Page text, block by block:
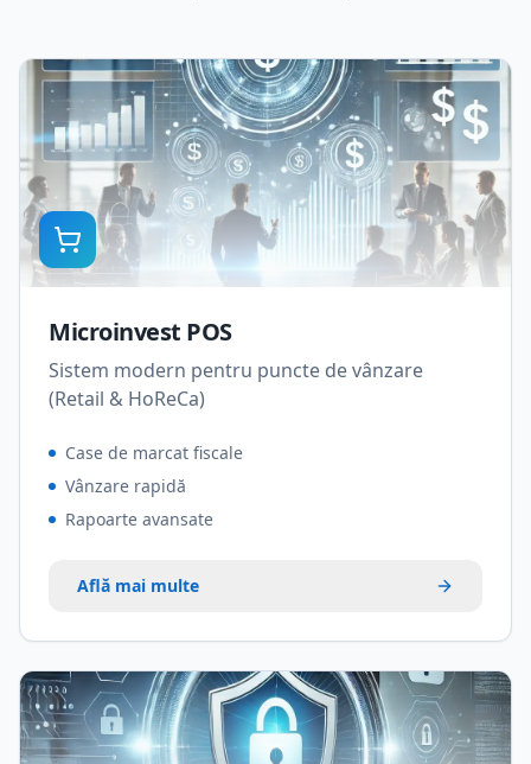
Microinvest POS
Sistem modern pentru puncte de vânzare
(Retail & HoReCa)
Case de marcat fiscale
Vânzare rapidă
Rapoarte avansate
Află mai multe